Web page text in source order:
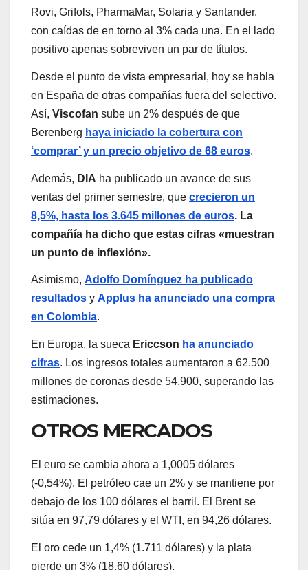
Rovi, Grifols, PharmaMar, Solaria y Santander,
con caídas de en torno al 3% cada una. En el lado
positivo apenas sobreviven un par de títulos.
Desde el punto de vista empresarial, hoy se habla
en España de otras compañías fuera del selectivo.
Así, Viscofan sube un 2% después de que
Berenberg haya iniciado la cobertura con
‘comprar’ y un precio objetivo de 68 euros.
Además, DIA ha publicado un avance de sus
ventas del primer semestre, que crecieron un
8,5%, hasta los 3.645 millones de euros. La
compañía ha dicho que estas cifras «muestran
un punto de inflexión».
Asimismo, Adolfo Domínguez ha publicado
resultados y Applus ha anunciado una compra
en Colombia.
En Europa, la sueca Ericcson ha anunciado
cifras. Los ingresos totales aumentaron a 62.500
millones de coronas desde 54.900, superando las
estimaciones.
OTROS MERCADOS
El euro se cambia ahora a 1,0005 dólares
(-0,54%). El petróleo cae un 2% y se mantiene por
debajo de los 100 dólares el barril. El Brent se
sitúa en 97,79 dólares y el WTI, en 94,26 dólares.
El oro cede un 1,4% (1.711 dólares) y la plata
pierde un 3% (18,60 dólares).